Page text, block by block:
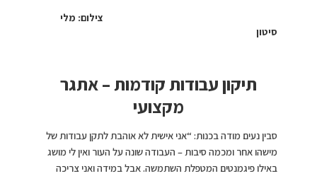
צילום: מלי
סיטון
תיקון עבודות קודמות – אתגר
מקצועי
סבין נעים מודה בכנות: “אני אישית לא אוהבת לתקן עבודות של
מישהו אחר ומכמה סיבות – העבודה שונה על העור ואין לי מושג
באילו פיגמנטים המטפלת השתמשה. אבל במידה ואני צריכה